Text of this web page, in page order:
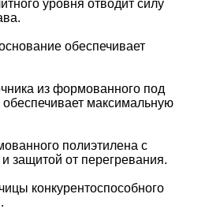
уровня отводит силу
обеспечивает
из формованного под
максимальную
полиэтилена с
защитой от перегревания.
конкурентоспособного